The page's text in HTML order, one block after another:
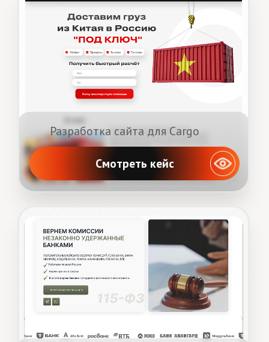
ОСТАВЬТЕ ЗАЯВКУ
Мы свяжемся с вами в течение рабочего дня.
Как к вам обращаться?
Где вам удобнее общаться ?
Контакты